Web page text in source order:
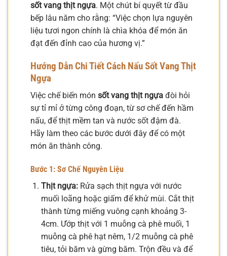
sốt vang thịt ngựa. Một chút bí quyết từ đầu
bếp lâu năm cho rằng: “Việc chọn lựa nguyên
liệu tươi ngon chính là chìa khóa để món ăn
đạt đến đỉnh cao của hương vị.”
Hướng Dẫn Chi Tiết Cách Nấu Sốt Vang Thịt
Ngựa
Việc chế biến món sốt vang thịt ngựa đòi hỏi
sự tỉ mỉ ở từng công đoạn, từ sơ chế đến hầm
nấu, để thịt mềm tan và nước sốt đậm đà.
Hãy làm theo các bước dưới đây để có một
món ăn thành công.
Bước 1: Sơ Chế Nguyên Liệu
Thịt ngựa:Rửa sạch thịt ngựa với nước
muối loãng hoặc giấm để khử mùi. Cắt thịt
thành từng miếng vuông cạnh khoảng 3-
4cm. Ướp thịt với 1 muỗng cà phê muối, 1
muỗng cà phê hạt nêm, 1/2 muỗng cà phê
tiêu, tỏi băm và gừng băm. Trộn đều và để